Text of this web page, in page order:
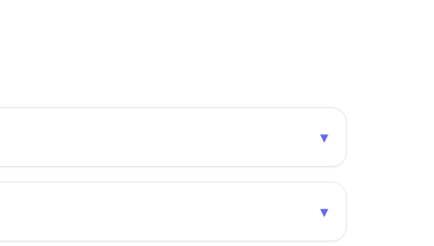
▾
▾